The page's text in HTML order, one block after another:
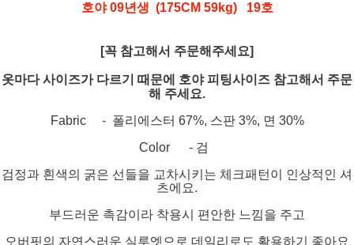
호야 09년생 (175CM 59kg) 19호
[꼭 참고해서 주문해주세요]
옷마다 사이즈가 다르기 때문에 호야 피팅사이즈 참고해서 주문
해 주세요.
Fabric - 폴리에스터 67%, 스판 3%, 면 30%
Color - 검
검정과 흰색의 굵은 선들을 교차시키는 체크패턴이 인상적인 셔
츠에요.
부드러운 촉감이라 착용시 편안한 느낌을 주고
오버핏의 자연스러운 실루엣으로 데일리로도 활용하기 좋아요